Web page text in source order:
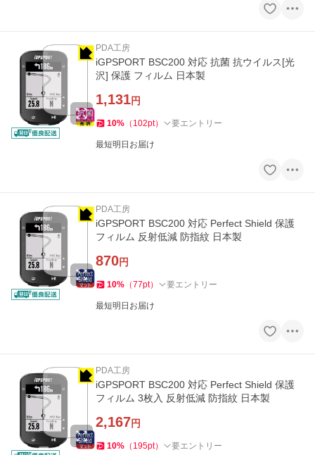
PDA工房
iGPSPORT BSC200 対応 抗菌 抗ウイルス[光
沢] 保護 フィルム 日本製
1,131円
10% （ 102pt） 要エントリー
最短明日お届け
PDA工房
iGPSPORT BSC200 対応 Perfect Shield 保護
フィルム 反射低減 防指紋 日本製
870円
10% （77pt） 要エントリー
最短明日お届け
PDA工房
iGPSPORT BSC200 対応 Perfect Shield 保護
フィルム 3枚入 反射低減 防指紋 日本製
2,167円
10% （ 195pt） 要エントリー